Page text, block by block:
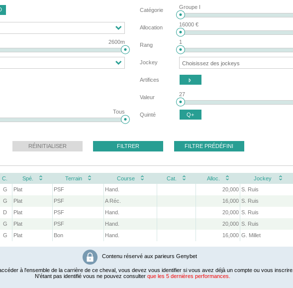
2600m
Tous
Catégorie Groupe I
Allocation 16000 €
Rang 1
Jockey
Artifices 
Valeur 27
Quinté Q+
RÉINITIALISER FILTRER FILTRE PRÉDÉFINI
C. Spé. Terrain Course Cat. Alloc. Jockey
G Plat PSF Hand. 20,000 S. Ruis
G Plat PSF A Réc. 16,000 S. Ruis
D Plat PSF Hand. 20,000 S. Ruis
G Plat PSF Hand. 20,000 S. Ruis
G Plat Bon Hand. 16,000 G. Millet
Contenu réservé aux parieurs Genybet
à l'ensemble de la carrière de ce cheval, vous devez vous identifier si vous avez déjà un compte ou vous inscrire.
N'étant pas identifié vous ne pouvez consulter que les 5 dernières performances.